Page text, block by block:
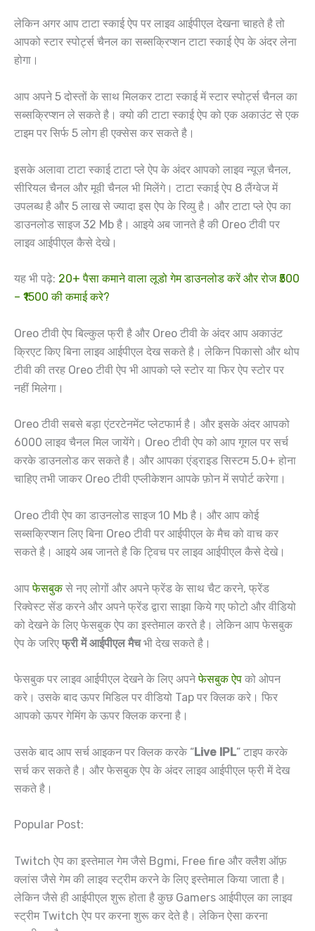
लेकिन अगर आप टाटा स्काई ऐप पर लाइव आईपीएल देखना चाहते है तो
आपको स्टार स्पोर्ट्स चैनल का सब्सक्रिप्शन टाटा स्काई ऐप के अंदर लेना
होगा।
आप अपने 5 दोस्तों के साथ मिलकर टाटा स्काई में स्टार स्पोर्ट्स चैनल का
सब्सक्रिप्शन ले सकते है। क्यो की टाटा स्काई ऐप को एक अकाउंट से एक
टाइम पर सिर्फ 5 लोग ही एक्सेस कर सकते है।
इसके अलावा टाटा स्काई टाटा प्ले ऐप के अंदर आपको लाइव न्यूज़ चैनल,
सीरियल चैनल और मूवी चैनल भी मिलेंगे। टाटा स्काई ऐप 8 लैंग्वेज में
उपलब्ध है और 5 लाख से ज्यादा इस ऐप के रिव्यु है। और टाटा प्ले ऐप का
डाउनलोड साइज 32 Mb है। आइये अब जानते है की Oreo टीवी पर
लाइव आईपीएल कैसे देखे।
यह भी पढ़े: 20+ पैसा कमाने वाला लूडो गेम डाउनलोड करें और रोज ₹500
– ₹1500 की कमाई करे?
Oreo टीवी ऐप बिल्कुल फ्री है और Oreo टीवी के अंदर आप अकाउंट
क्रिएट किए बिना लाइव आईपीएल देख सकते है। लेकिन पिकासो और थोप
टीवी की तरह Oreo टीवी ऐप भी आपको प्ले स्टोर या फिर ऐप स्टोर पर
नहीं मिलेगा।
Oreo टीवी सबसे बड़ा एंटरटेनमेंट प्लेटफार्म है। और इसके अंदर आपको
6000 लाइव चैनल मिल जायेंगे। Oreo टीवी ऐप को आप गूगल पर सर्च
करके डाउनलोड कर सकते है। और आपका एंड्राइड सिस्टम 5.0+ होना
चाहिए तभी जाकर Oreo टीवी एप्लीकेशन आपके फ़ोन में सपोर्ट करेगा।
Oreo टीवी ऐप का डाउनलोड साइज 10 Mb है। और आप कोई
सब्सक्रिप्शन लिए बिना Oreo टीवी पर आईपीएल के मैच को वाच कर
सकते है। आइये अब जानते है कि ट्विच पर लाइव आईपीएल कैसे देखे।
आपफेसबुकसे नए लोगों और अपने फ्रेंड के साथ चैट करने, फ्रेंड
रिक्वेस्ट सेंड करने और अपने फ्रेंड द्वारा साझा किये गए फोटो और वीडियो
को देखने के लिए फेसबुक ऐप का इस्तेमाल करते है। लेकिन आप फेसबुक
ऐप के जरिए फ्री में आईपीएल मैचभी देख सकते है।
फेसबुक पर लाइव आईपीएल देखने के लिए अपनेफेसबुक ऐप को ओपन
करे। उसके बाद ऊपर मिडिल पर वीडियो Tap पर क्लिक करे। फिर
आपको ऊपर गेमिंग के ऊपर क्लिक करना है।
उसके बाद आप सर्च आइकन पर क्लिक करके “Live IPL” टाइप करके
सर्च कर सकते है। और फेसबुक ऐप के अंदर लाइव आईपीएल फ्री में देख
सकते है।
Popular Post:
Twitch ऐप का इस्तेमाल गेम जैसे Bgmi, Free fire और क्लैश ऑफ़
क्लांस जैसे गेम की लाइव स्ट्रीम करने के लिए इस्तेमाल किया जाता है।
लेकिन जैसे ही आईपीएल शुरू होता है कुछ Gamers आईपीएल का लाइव
स्ट्रीम Twitch ऐप पर करना शुरू कर देते है। लेकिन ऐसा करना